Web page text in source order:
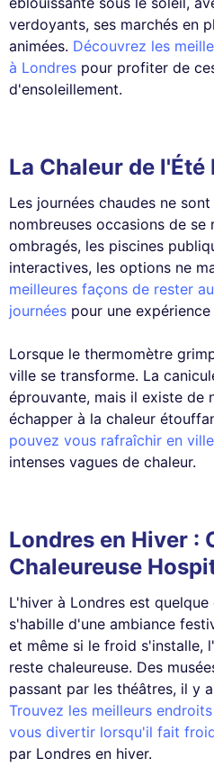
verdoyants, ses marchés en
animées. Découvrez les
à Londres pour profiter de
d'ensoleillement.
La Chaleur de
Les journées chaudes ne
nombreuses occasions de
ombragés, les piscines
interactives, les options ne
meilleures façons de rester
journées pour une
Lorsque le thermomètre
ville se transforme. La
éprouvante, mais il existe de
échapper à la chaleur
pouvez vous rafraîchir en ville
intenses vagues de chaleur.
Londres en Hiver :
Chaleureuse
L'hiver à Londres est
s'habille d'une ambiance
et même si le froid s'installe,
reste chaleureuse. Des
passant par les théâtres, il y
Trouvez les meilleurs
vous divertir lorsqu'il fait
par Londres en hiver.